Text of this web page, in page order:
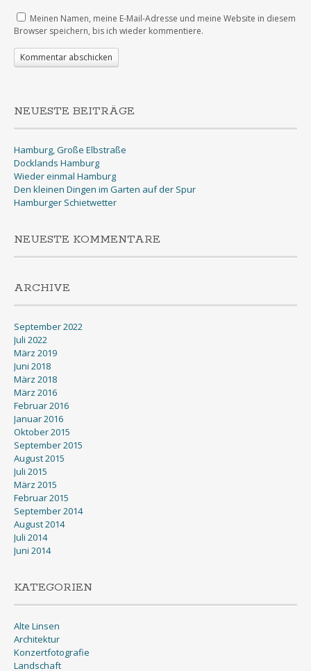
Meinen Namen, meine E-Mail-Adresse und meine Website in diesem
Browser speichern, bis ich wieder kommentiere.
NEUESTE BEITRÄGE
Hamburg, Große Elbstraße
Docklands Hamburg
Wieder einmal Hamburg
Den kleinen Dingen im Garten auf der Spur
Hamburger Schietwetter
NEUESTE KOMMENTARE
ARCHIVE
September 2022
Juli 2022
März 2019
Juni 2018
März 2018
März 2016
Februar 2016
Januar 2016
Oktober 2015
September 2015
August 2015
Juli 2015
März 2015
Februar 2015
September 2014
August 2014
Juli 2014
Juni 2014
KATEGORIEN
Alte Linsen
Architektur
Konzertfotografie
Landschaft